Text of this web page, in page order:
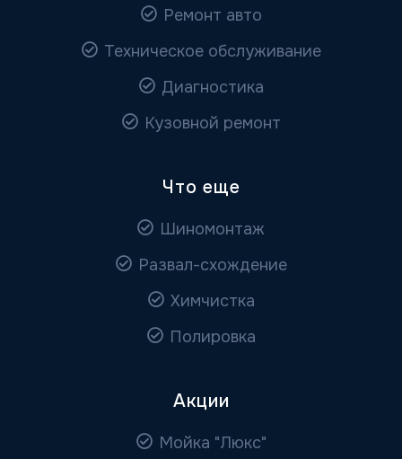
Ремонт авто
Техническое обслуживание
Диагностика
Кузовной ремонт
Что еще
Шиномонтаж
Развал-схождение
Химчистка
Полировка
Акции
Мойка "Люкс"